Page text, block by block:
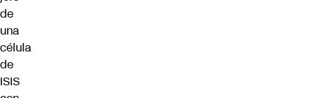
de
una
célula
de
ISIS